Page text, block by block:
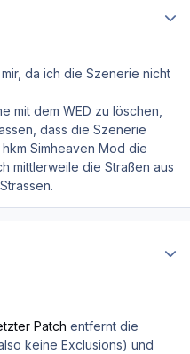
da ich die Szenerie nicht
mit dem WED zu löschen,
dass die Szenerie
Simheaven Mod die
mittlerweile die Straßen aus
Patch entfernt die
keine Exclusions) und